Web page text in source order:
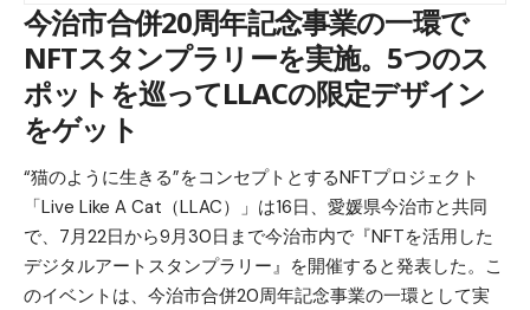
今治市合併20周年記念事業の一環で
NFTスタンプラリーを実施。5つのス
ポットを巡ってLLACの限定デザイン
をゲット
“猫のように生きる”をコンセプトとするNFTプロジェクト
「Live Like A Cat（LLAC）」は16日、愛媛県今治市と共同
で、7月22日から9月30日まで今治市内で『NFTを活用した
デジタルアートスタンプラリー』を開催すると発表した。こ
のイベントは、今治市合併20周年記念事業の一環として実